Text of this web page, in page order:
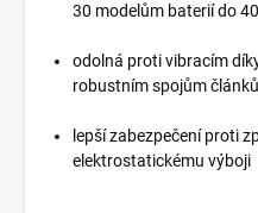
30 modelům baterií do
odolná proti vibracím
robustním spojům
lepší zabezpečení proti
elektrostatickému výboji